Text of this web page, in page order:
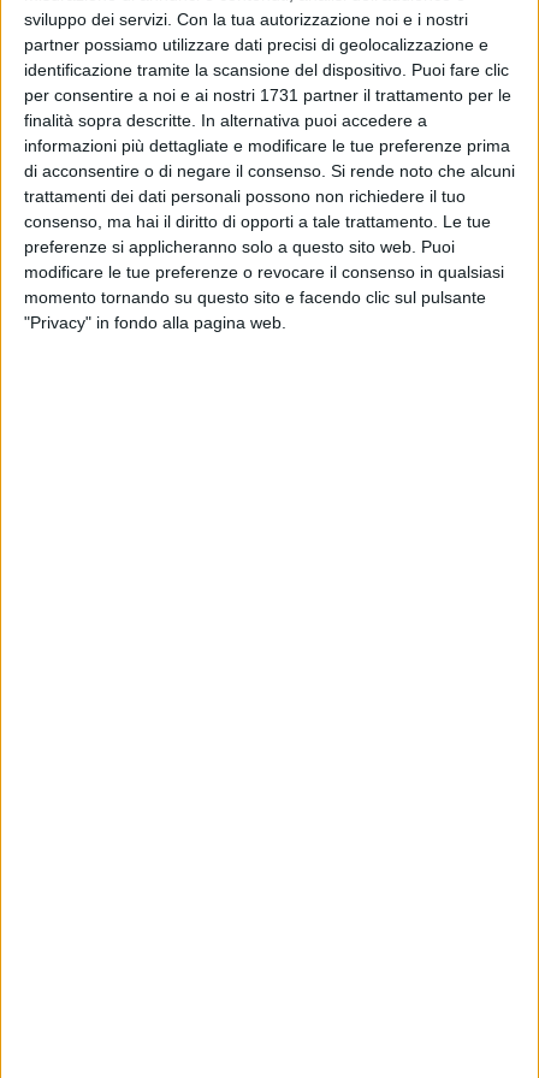
sviluppo dei servizi. Con la tua autorizzazione noi e i nostri
partner possiamo utilizzare dati precisi di geolocalizzazione e
identificazione tramite la scansione del dispositivo. Puoi fare clic
per consentire a noi e ai nostri 1731 partner il trattamento per le
finalità sopra descritte. In alternativa puoi accedere a
informazioni più dettagliate e modificare le tue preferenze prima
di acconsentire o di negare il consenso. Si rende noto che alcuni
trattamenti dei dati personali possono non richiedere il tuo
consenso, ma hai il diritto di opporti a tale trattamento. Le tue
preferenze si applicheranno solo a questo sito web. Puoi
modificare le tue preferenze o revocare il consenso in qualsiasi
momento tornando su questo sito e facendo clic sul pulsante
"Privacy" in fondo alla pagina web.
valutano la presenza di specialità cliniche che trattano
problematiche di salute tipicamente femminili e trasversali
ai due generi che necessitano di percorsi differenziati,
tipologia e appropriatezza dei percorsi diagnostico-
terapeutici, offerta di servizi relativi all'accoglienza e livello
di preparazione dell'ospedale per la gestione di vittime di
violenza fisica e verbale.
A seguire il calendario delle iniziative.
1) BISCEGLIE
Cardiologia